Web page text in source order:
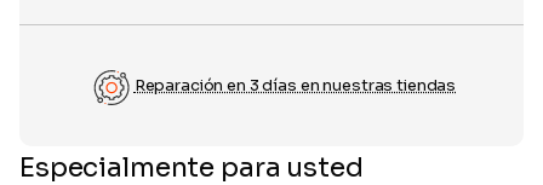
Reparación en 3 días en nuestras tiendas
Especialmente para usted